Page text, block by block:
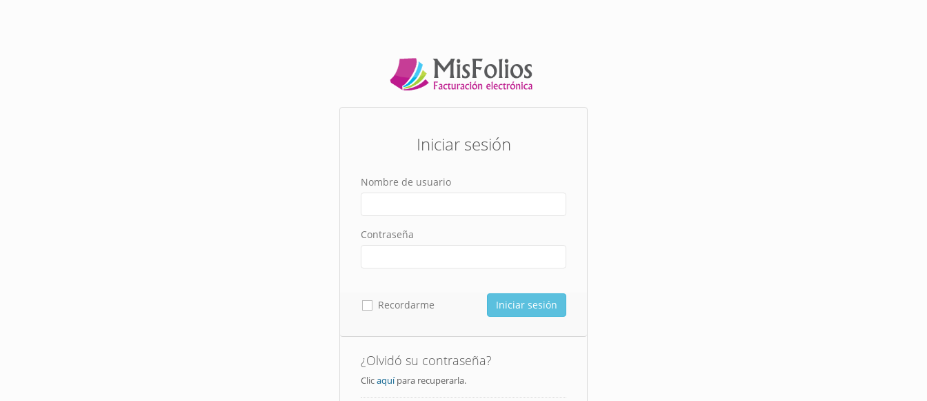
Iniciar sesión
Nombre de usuario
Contraseña
Recordarme Iniciar sesión
¿Olvidó su contraseña?
Clicaquípara recuperarla.